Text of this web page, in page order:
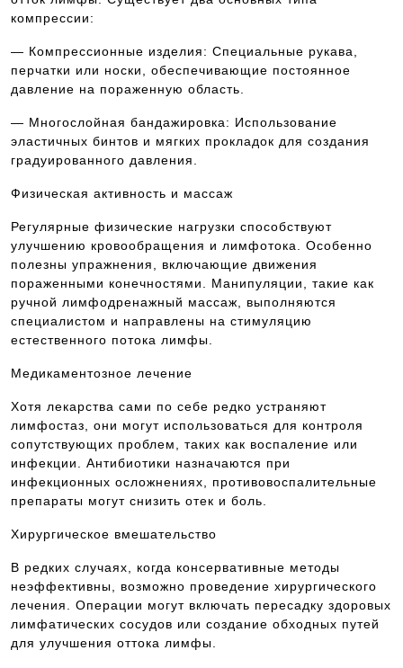
компрессии:
— Компрессионные изделия: Специальные рукава,
перчатки или носки, обеспечивающие постоянное
давление на пораженную область.
— Многослойная бандажировка: Использование
эластичных бинтов и мягких прокладок для создания
градуированного давления.
Физическая активность и массаж
Регулярные физические нагрузки способствуют
улучшению кровообращения и лимфотока. Особенно
полезны упражнения, включающие движения
пораженными конечностями. Манипуляции, такие как
ручной лимфодренажный массаж, выполняются
специалистом и направлены на стимуляцию
естественного потока лимфы.
Медикаментозное лечение
Хотя лекарства сами по себе редко устраняют
лимфостаз, они могут использоваться для контроля
сопутствующих проблем, таких как воспаление или
инфекции. Антибиотики назначаются при
инфекционных осложнениях, противовоспалительные
препараты могут снизить отек и боль.
Хирургическое вмешательство
В редких случаях, когда консервативные методы
неэффективны, возможно проведение хирургического
лечения. Операции могут включать пересадку здоровых
лимфатических сосудов или создание обходных путей
для улучшения оттока лимфы.